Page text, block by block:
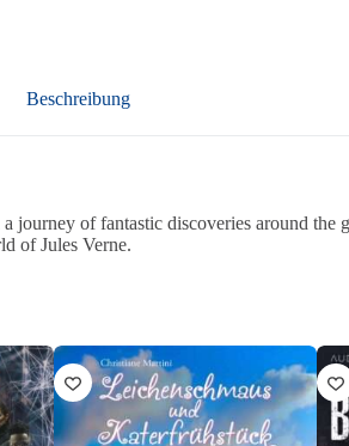
Beschreibung
journey of fantastic discoveries around the
of Jules Verne.